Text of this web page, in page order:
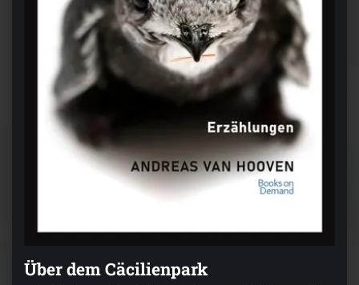
Über dem Cäcilienpark